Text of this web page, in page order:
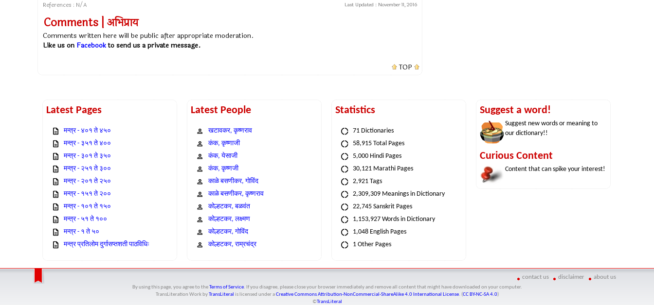
References : N/A Last Updated : November 11, 2016
Comments | अभिप्राय
Comments written here will be public after appropriate moderation.
Like us on Facebookto send us a private message.
TOP
Latest Pages
मन्त्र - ४०१ ते ४५०
मन्त्र - ३५१ ते ४००
मन्त्र - ३०१ ते ३५०
मन्त्र - २५१ ते ३००
मन्त्र - २०१ ते २५०
मन्त्र - १५१ ते २००
मन्त्र - १०१ ते १५०
मन्त्र - ५१ ते १००
मन्त्र - १ ते ५०
मन्त्र प्रतिलोम दुर्गासप्तशती पाठविधिः
Latest People
खटावकर, कृष्णराव
कंक, कृष्णाजी
कंक, येसाजी
कंक, कृष्णजी
काळे बसणीकर, गोविंद
काळे बसणीकर, कृष्णराव
कोल्हटकर, बळवंत
कोल्हटकर, लक्ष्मण
कोल्हटकर, गोविंद
कोल्हटकर, राम्रचंद्र
Statistics
71 Dictionaries
58,915 Total Pages
5,000 Hindi Pages
30,121 Marathi Pages
2,921 Tags
2,309,309 Meanings in Dictionary
22,745 Sanskrit Pages
1,153,927 Words in Dictionary
1,048 English Pages
1 Other Pages
Suggest a word!
Suggest new words or meaning to
our dictionary!!
Curious Content
Content that can spike your interest!
contact us disclaimer about us
By using this page, you agree to the Terms of Service. If you disagree, please close your browser immediately and remove all content that might have downloaded on your computer.
TransLiteration Workby TransLiteral is licensed under aCreative Commons Attribution-NonCommercial-ShareAlike 4.0 International License. (CC BY-NC-SA 4.0)
©TransLiteral